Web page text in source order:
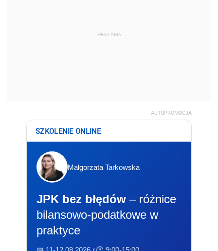
REKLAMA
AUTOPROMOCJA
SZKOLENIE ONLINE
Małgorzata Tarkowska
JPK bez błędów – różnice
bilansowo-podatkowe w
praktyce